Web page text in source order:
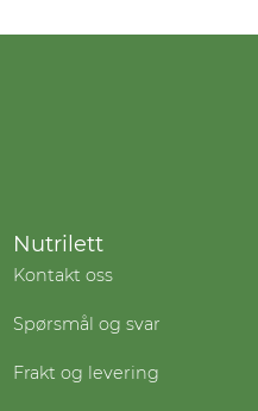
Nutrilett
Kontakt oss
Spørsmål og svar
Frakt og levering